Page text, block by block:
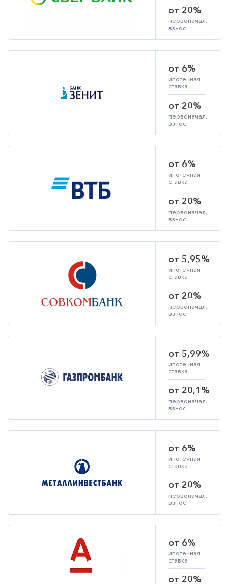
от 20%
первоначал.
взнос
от 6%
ипотечная
ставка
от 20%
первоначал.
взнос
от 6%
ипотечная
ставка
от 20%
первоначал.
взнос
от 5,95%
ипотечная
ставка
от 20%
первоначал.
взнос
от 5,99%
ипотечная
ставка
от 20,1%
первоначал.
взнос
от 6%
ипотечная
ставка
от 20%
первоначал.
взнос
от 6%
ипотечная
ставка
от 20%